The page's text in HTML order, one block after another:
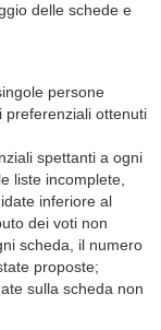
delle schede e
persone
preferenziali ottenuti
spettanti a ogni
liste incomplete,
inferiore al
dei voti non
scheda, il numero
proposte;
sulla scheda non